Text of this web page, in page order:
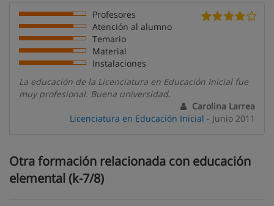
Profesores
Atención al alumno
Temario
Material
Instalaciones
La educación de la Licenciatura en Educación Inicial fue
muy profesional. Buena universidad.
Carolina Larrea
Licenciatura en Educación Inicial - Junio 2011
Otra formación relacionada con educación
elemental (k-7/8)